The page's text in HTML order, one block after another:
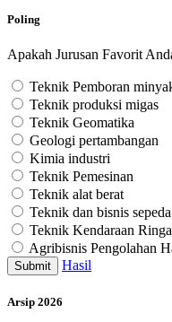
Poling
Apakah Jurusan Favorit
Teknik Pemboran
Teknik produksi migas
Teknik Geomatika
Geologi pertambangan
Kimia industri
Teknik Pemesinan
Teknik alat berat
Teknik dan bisnis
Teknik Kendaraan
Agribisnis Pengolahan
Submit Hasil
Arsip 2026